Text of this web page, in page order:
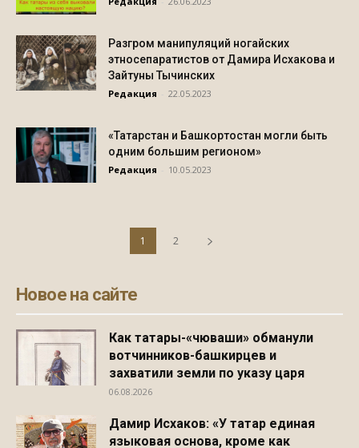
Разгром манипуляций ногайских
этносепаратистов от Дамира Исхакова и
Зайтуны Тычинских
Редакция 22.05.2023
«Татарстан и Башкортостан могли быть
одним большим регионом»
Редакция 10.05.2023
1 2
Новое на сайте
Как татары-«чюваши» обманули
вотчинников-башкирцев и
захватили земли по указу царя
06.08.2026
Дамир Исхаков: «У татар единая
языковая основа, кроме как